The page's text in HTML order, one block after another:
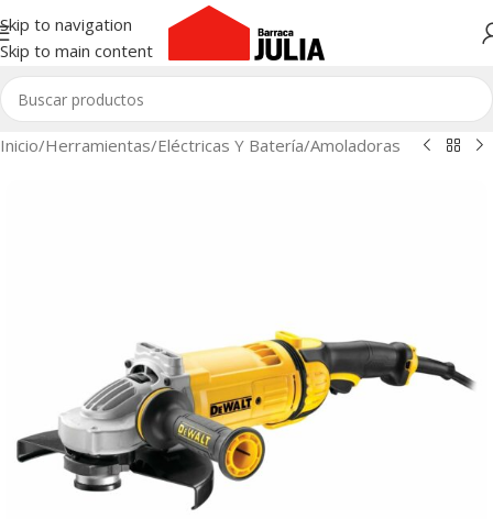
Skip to navigation
Skip to main content
Inicio/Herramientas/Eléctricas Y Batería/Amoladoras